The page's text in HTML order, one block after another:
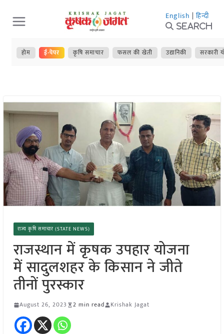
Skip
to
content
English | हिन्दी
Search
होम ई-पेपर कृषि समाचार फसल की खेती उद्यानिकी सरकारी
राज्य कृषि समाचार (STATE NEWS)
राजस्थान में कृषक उपहार योजना
में सादुलशहर के किसान ने जीते
तीनों पुरस्कार
August 26, 2023 2 min read Krishak Jagat